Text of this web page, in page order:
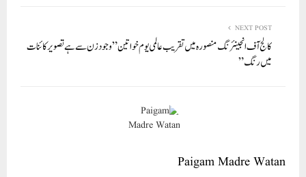
NEXT POST
کالج آف انجینئرنگ منصورہ میں تقریب عالمی یوم خواتین ” وجود ز ن سے ہے تصویر کائنات
میں رنگ”
Paigam Madre Watan